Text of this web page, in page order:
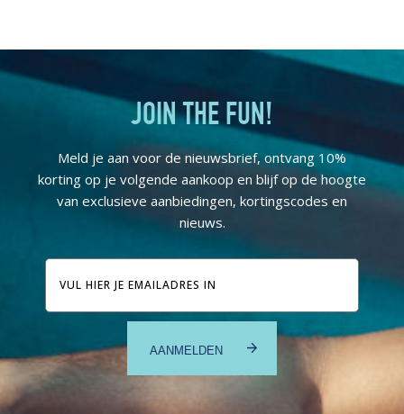
JOIN THE FUN!
Meld je aan voor de nieuwsbrief, ontvang 10%
korting op je volgende aankoop en blijf op de hoogte
van exclusieve aanbiedingen, kortingscodes en
nieuws.
E-
mailadres